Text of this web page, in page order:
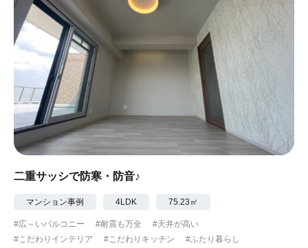
二重サッシで防寒・防音♪
マンション事例 4LDK 75.23㎡
#広～いバルコニー #耐震も万全
#天井が高い
#こだわりインテリア
#こだわりキッチン
#ふたり暮らし